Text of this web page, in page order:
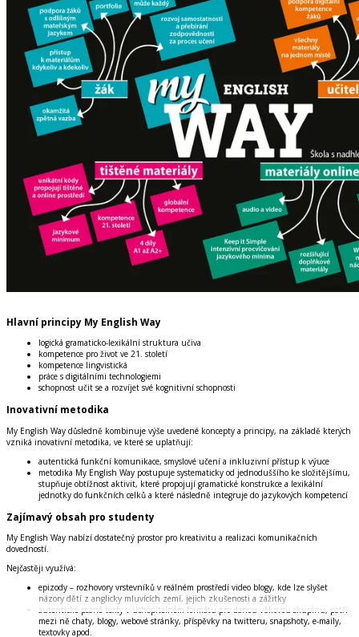
Hlavní principy My English Way
logická gramaticko-lexikální struktura učiva
kompetence pro život ve 21. století
kompetence lingvistická
práce s digitálními technologiemi
schopnost učit se a rozvíjet své kognitivní schopnosti
Inovativní metodika
My English Way důsledně kombinuje výše uvedené koncepty a principy, na základě kterých
vzniká inovativní metodika, ve které se uplatňují:
autentická funkční komunikace, smyslové učení a inkluzivní přístup k výuce
metodika My English Way postupuje systematicky od jednoduššího ke složitějšímu,
stupňuje obtížnost aktivit, které propojují gramatické konstrukce a lexikální
jednotky do funkčních celků a které následně integruje do jazykových kompetencí
Zajímavý obsah pro studenty
My English Way nabízí dostatečný prostor pro kreativitu a realizaci komunikačních
dovedností.
Nejčastěji využívá:
epizody – rozhovory vrstevníků v reálném prostředí video blogy, kde lze slyšet
názory dětí z anglicky mluvících zemí, jejich zkušenosti a zážitky
autentické psané texty v uchopitelném formátu pro danou věkovou skupinu, patří
mezi ně chaty, blogy, webové stránky, příspěvky na twitteru, snapshoty, e-maily,
textovky apod.